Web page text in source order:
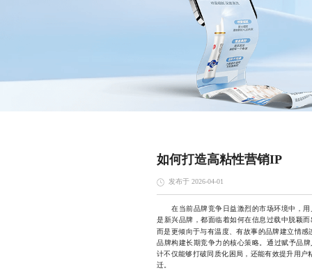
如何打造高粘性营销IP
发布于 2026-04-01
在当前品牌竞争日益激烈的市场环境中，用
是新兴品牌，都面临着如何在信息过载中脱颖
而是更倾向于与有温度、有故事的品牌建立情
品牌构建长期竞争力的核心策略。通过赋予品
计不仅能够打破同质化困局，还能有效提升用户
迁。